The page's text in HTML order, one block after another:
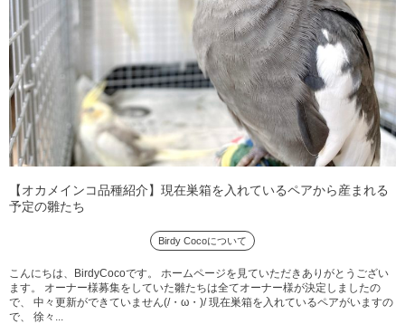
【オカメインコ品種紹介】現在巣箱を入れているペアから産まれる
予定の雛たち
Birdy Cocoについて
こんにちは、BirdyCocoです。 ホームページを見ていただきありがとうござい
ます。 オーナー様募集をしていた雛たちは全てオーナー様が決定しましたの
で、 中々更新ができていません(/・ω・)/ 現在巣箱を入れているペアがいますの
で、 徐々...